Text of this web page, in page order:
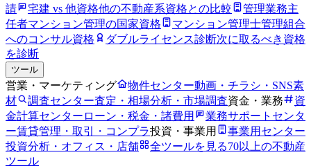
請
宅建 vs 他資格他の不動産系資格との比較
管理業務主
任者マンション管理の国家資格 マンション管理士管理組合
へのコンサル資格
ダブルライセンス診断次に取るべき資格
を診断
ツール
営業・マーケティング 物件センター動画・チラシ・SNS素
材
調査センター査定・相場分析・市場調査資金・業務
資
金計算センター ローン・税金・諸費用
業務サポートセンタ
ー賃貸管理・取引・コンプラ投資・事業用
事業用センター
投資分析・オフィス・店舗
全ツールを見る70以上の不動産
ツール